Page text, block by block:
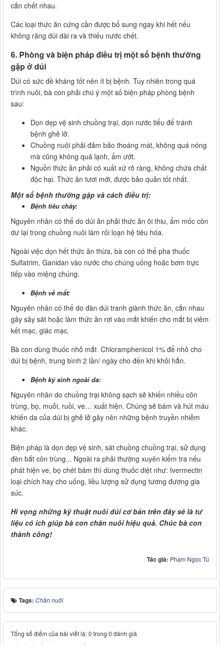
cắn chết nhau.
Các loại thức ăn cứng cần được bổ sung ngay khi hết nếu
không răng dúi dài ra và thiếu nước chết.
6. Phòng và biện pháp điều trị một số bệnh thường
gặp ở dúi
Dúi có sức đề kháng tốt nên ít bị bệnh. Tuy nhiên trong quá
trình nuôi, bà con phải chú ý một số biện pháp phòng bệnh
sau:
Dọn dẹp vệ sinh chuồng trại, dọn nước tiểu để tránh
bệnh ghẻ lở.
Chuồng nuôi phải đảm bảo thoáng mát, không quá nóng
mà cũng không quá lạnh, ẩm ướt.
Nguồn thức ăn phải có xuất xứ rõ ràng, không chứa chất
độc hại. Thức ăn tươi mới, được bảo quản tốt nhất.
Một số bệnh thường gặp và cách điều trị:
Bệnh tiêu chảy:
Nguyên nhân có thể do dúi ăn phải thức ăn ôi thiu, ẩm mốc còn
dư lại trong chuồng nuôi làm rối loạn hệ tiêu hóa.
Ngoài việc dọn hết thức ăn thừa, bà con có thể pha thuốc
Sulfatrim, Ganidan vào nước cho chúng uống hoặc bơm trực
tiếp vào miệng chúng.
Bệnh về mắt:
Nguyên nhân có thể do đàn dúi tranh giành thức ăn, cắn nhau
gây sây sát hoặc làm thức ăn rơi vào mắt khiến cho mắt bị viêm
kết mạc, giác mạc.
Bà con dùng thuốc nhỏ mắt Chloramphenicol 1% để nhỏ cho
dúi bị bệnh, trung bình 2 lần/ ngày cho đến khi khỏi hẳn.
Bệnh ký sinh ngoài da:
Nguyên nhân do chuồng trại không sạch sẽ khiến nhiều côn
trùng, bọ, muỗi, ruồi, ve… xuất hiện. Chúng sẽ bám và hút máu
khiến da của dúi bị ghẻ lở gây nên những bệnh truyền nhiễm
khác.
Biện pháp là dọn dẹp vệ sinh, sát chuồng chuồng trại, sử dụng
đèn bắt côn trùng... Ngoài ra phải thường xuyên kiểm tra nếu
phát hiện ve, bọ chét bám thì dùng thuốc diệt như: Ivermectin
loại chích hay cho uống, liều lượng sử dụng tương đương gia
súc.
Hi vọng những kỹ thuật nuôi dúi cơ bản trên đây sẽ là tư
liệu có ích giúp bà con chăn nuôi hiệu quả. Chúc bà con
thành công!
Tác giả: Phạm Ngọc Tú
Tags: Chăn nuôi
Tổng số điểm của bài viết là: 0 trong 0 đánh giá